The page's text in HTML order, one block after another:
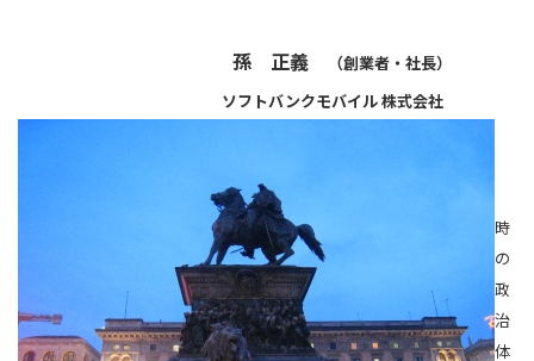
孫 正義
（創業者・社長）
ソフトバンクモバイル 株式会社
時
の
政
治
体